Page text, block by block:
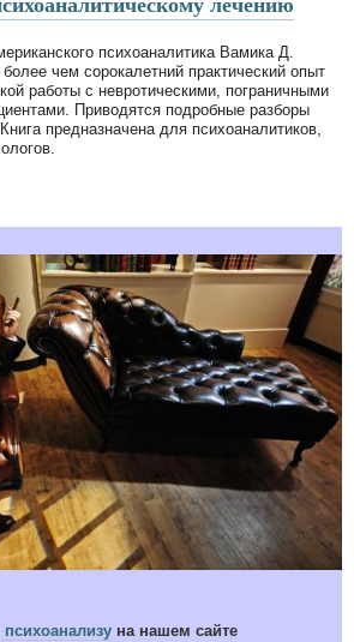
психоаналитика Вамика Д.
чем сорокалетний практический опыт
работы с невротическими, пограничными
Приводятся подробные разборы
предназначена для психоаналитиков,
психоанализу на нашем сайте